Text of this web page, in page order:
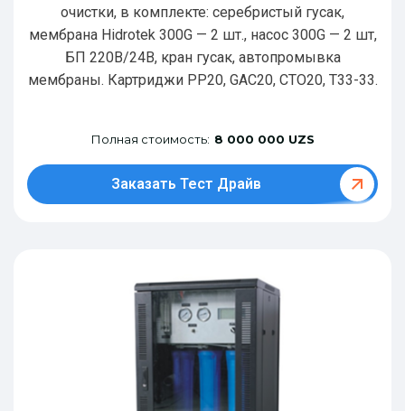
очистки, в комплекте: серебристый гусак,
мембрана Hidrotek 300G — 2 шт., насос 300G — 2 шт,
БП 220В/24В, кран гусак, автопромывка
мембраны. Картриджи РР20, GAC20, CTO20, T33-33.
Полная стоимость: 8 000 000 UZS
Заказать Тест Драйв